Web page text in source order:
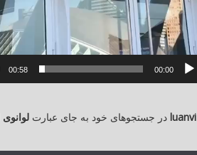
00:00
00:58
luanvi در جستجوهای خود به جای عبارت لوانوی